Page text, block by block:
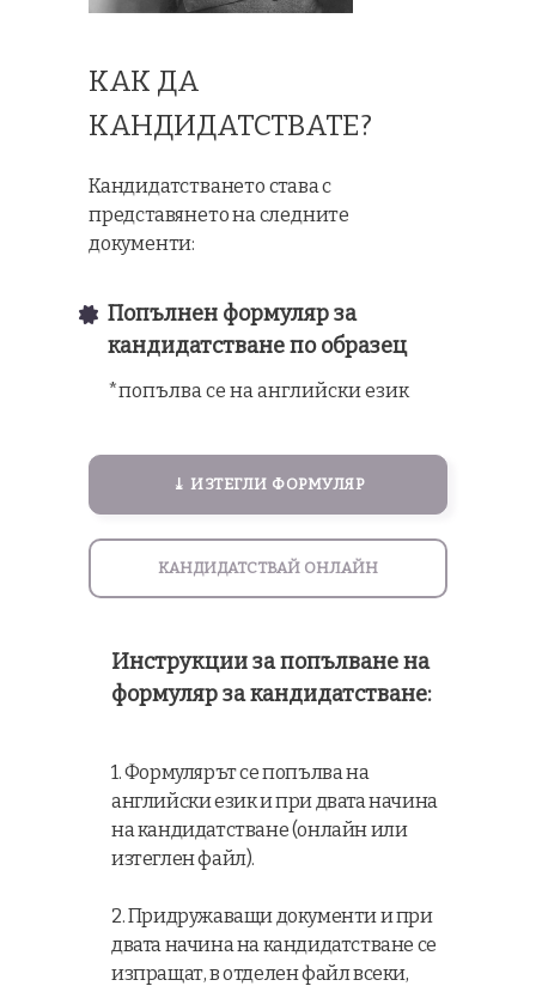
КАК ДА
КАНДИДАТСТВАТЕ?
*попълва се на английски език
Попълнен формуляр за
кандидатстване по образец
Инструкции за попълване на
формуляр за кандидатстване:
1. Формулярът се попълва на
английски език и при двата начина
на кандидатстване (онлайн или
изтеглен файл).
2. Придружаващи документи и при
двата начина на кандидатстване се
изпращат, в отделен файл всеки,
Кандидатстването става с
представянето на следните
документи:
КАНДИДАТСТВАЙ ОНЛАЙН
⤓ ИЗТЕГЛИ ФОРМУЛЯР